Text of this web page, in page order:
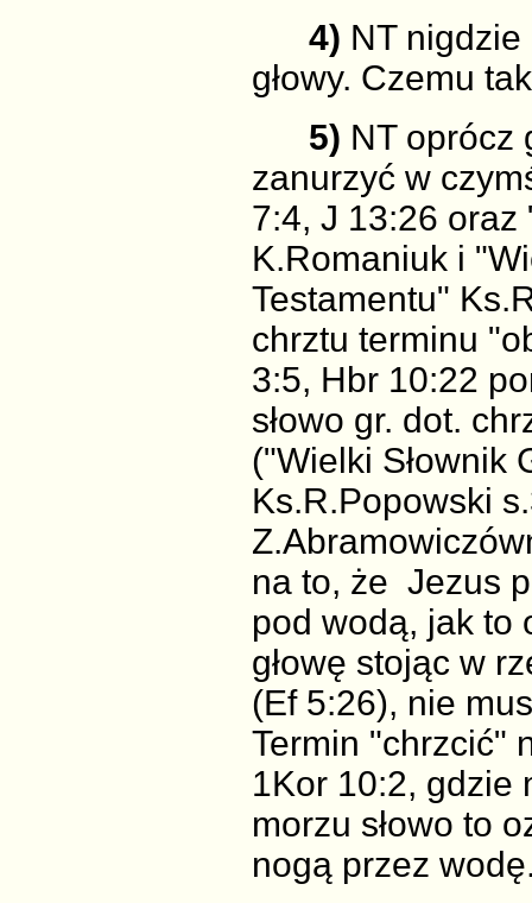
4) NT
głowy. Czemu
5) NT oprócz
zanurzyć w
7:4, J 13:26 oraz
K.Romaniuk i
Testamentu"
chrztu terminu
3:5, Hbr 10:22
słowo gr. dot.
("Wielki Słownik
Ks.R.Popowski
na to, że Jezus
pod wodą, jak to
głowę stojąc w
(Ef 5:26), nie
Termin "chrzcić"
1Kor 10:2, gdzie
morzu słowo to
nogą przez